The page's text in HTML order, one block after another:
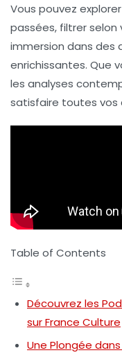
Vous pouvez
passées, filtrer
immersion dans des
enrichissantes. Que
les analyses
satisfaire toutes vos
Table of Contents
Découvrez les
sur France Culture
Une Plongée